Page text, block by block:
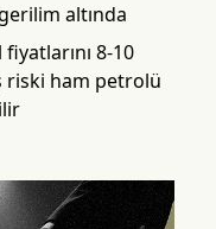
altında
8-10
riski ham petrolü